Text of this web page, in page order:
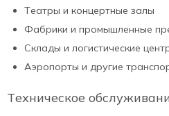
Театры и концертные залы
Фабрики и промышленные
Склады и логистические
Аэропорты и другие
Техническое